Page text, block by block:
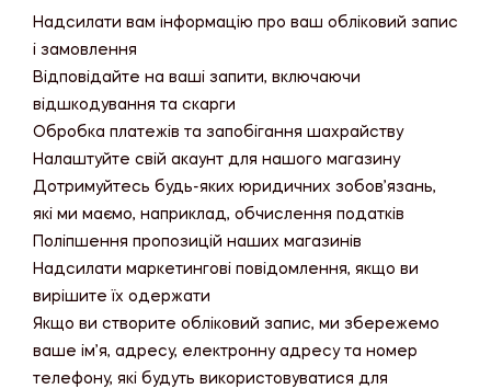
Надсилати вам інформацію про ваш обліковий запис
і замовлення
Відповідайте на ваші запити, включаючи
відшкодування та скарги
Обробка платежів та запобігання шахрайству
Налаштуйте свій акаунт для нашого магазину
Дотримуйтесь будь-яких юридичних зобов’язань,
які ми маємо, наприклад, обчислення податків
Поліпшення пропозицій наших магазинів
Надсилати маркетингові повідомлення, якщо ви
вирішите їх одержати
Якщо ви створите обліковий запис, ми збережемо
ваше ім’я, адресу, електронну адресу та номер
телефону, які будуть використовуватися для